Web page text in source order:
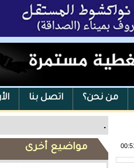
من نحن؟ اتصل بنا
.
مواضيع أخرى